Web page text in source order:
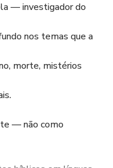
— investigador do
nos temas que a
morte, mistérios
— não como